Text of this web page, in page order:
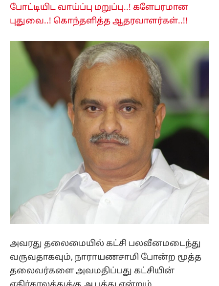
போட்டியிட வாய்ப்பு மறுப்பு..! களேபரமான
புதுவை..! கொந்தளித்த ஆதரவாளர்கள்..!!
அவரது தலைமையில் கட்சி பலவீனமடைந்து
வருவதாகவும், நாராயணசாமி போன்ற மூத்த
தலைவர்களை அவமதிப்பது கட்சியின்